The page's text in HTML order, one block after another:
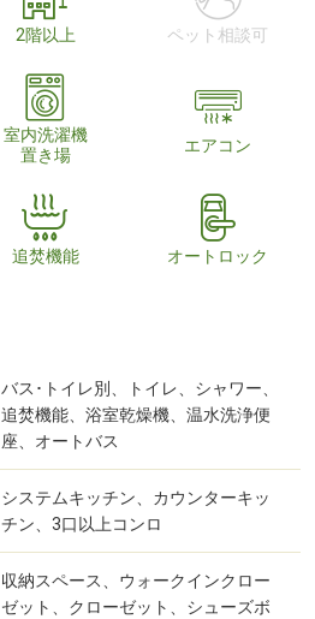
2階以上 ペット相談可
室内洗濯機
置き場
エアコン
追焚機能 オートロック
バス･トイレ別、トイレ、シャワー、
追焚機能、浴室乾燥機、温水洗浄便
座、オートバス
システムキッチン、カウンターキッ
チン、3口以上コンロ
収納スペース、ウォークインクロー
ゼット、クローゼット、シューズボ